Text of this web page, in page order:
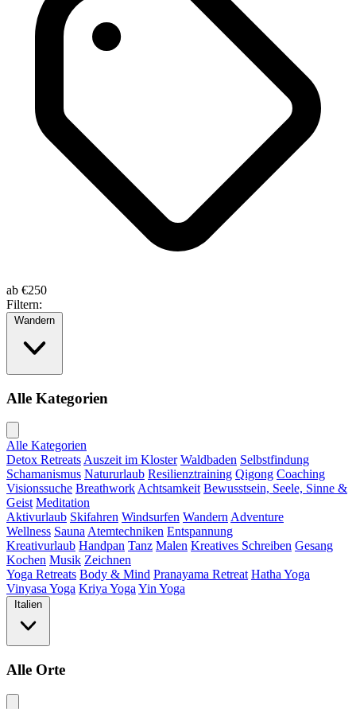
ab €250
Filtern:
Wandern
Alle Kategorien
Alle Kategorien
Detox Retreats Auszeit im Kloster Waldbaden Selbstfindung
Schamanismus Natururlaub Resilienztraining Qigong Coaching
Visionssuche Breathwork Achtsamkeit Bewusstsein, Seele, Sinne &
Geist Meditation
Aktivurlaub Skifahren Windsurfen Wandern Adventure
Wellness Sauna Atemtechniken Entspannung
Kreativurlaub Handpan Tanz Malen Kreatives Schreiben Gesang
Kochen Musik Zeichnen
Yoga Retreats Body & Mind Pranayama Retreat Hatha Yoga
Vinyasa Yoga Kriya Yoga Yin Yoga
Italien
Alle Orte